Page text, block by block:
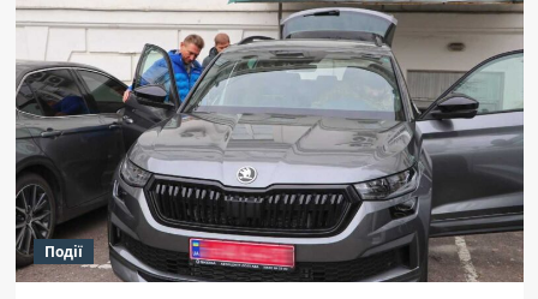
відбулося
84
бойових
зіткнення,
ворог
завдав
ракетного
та
47
авіаційних
ударів
Події